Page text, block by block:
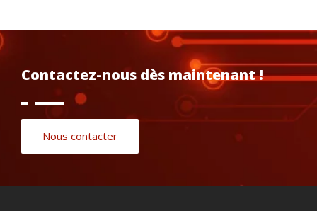
Contactez-nous dès maintenant !
Nous contacter